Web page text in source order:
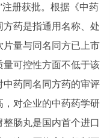
册获批。根据《中药
药是指通用名称、处
量与同名同方已上市
可控性方面不低于该
药同名同方药的审评
对企业的中药药学研
肠丸是国内首个进口